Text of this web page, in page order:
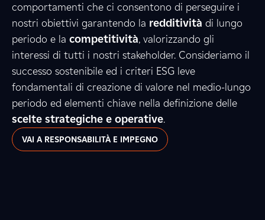
comportamenti che ci consentono di perseguire i
nostri obiettivi garantendo la redditività di lungo
periodo e la competitività, valorizzando gli
interessi di tutti i nostri stakeholder. Consideriamo il
successo sostenibile ed i criteri ESG leve
fondamentali di creazione di valore nel medio-lungo
periodo ed elementi chiave nella definizione delle
scelte strategiche e operative.
VAI A RESPONSABILITÀ E IMPEGNO